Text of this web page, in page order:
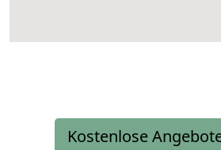
Kostenlose